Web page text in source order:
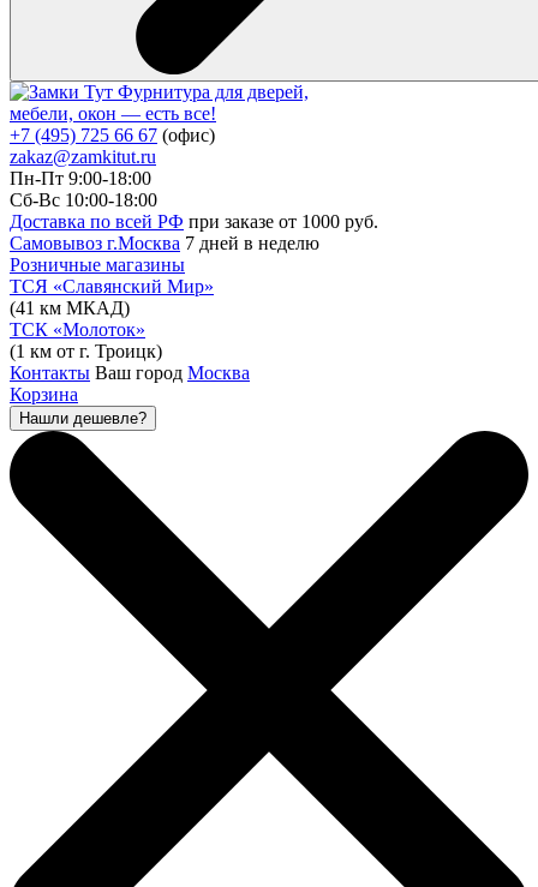
Фурнитура для дверей,
мебели, окон — есть все!
+7 (495) 725 66 67 (офис)
zakaz@zamkitut.ru
Пн-Пт 9:00-18:00
Сб-Вс 10:00-18:00
Доставка по всей РФ при заказе от 1000 руб.
Самовывоз г.Москва 7 дней в неделю
Розничные магазины
ТСЯ «Славянский Мир»
(41 км МКАД)
ТСК «Молоток»
(1 км от г. Троицк)
Контакты Ваш город Москва
Корзина
Нашли дешевле?